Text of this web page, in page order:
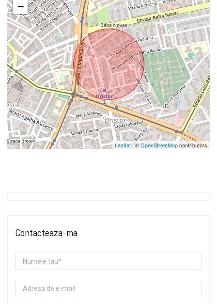
−
Leaflet| ©OpenStreetMapcontributors
Contacteaza-ma